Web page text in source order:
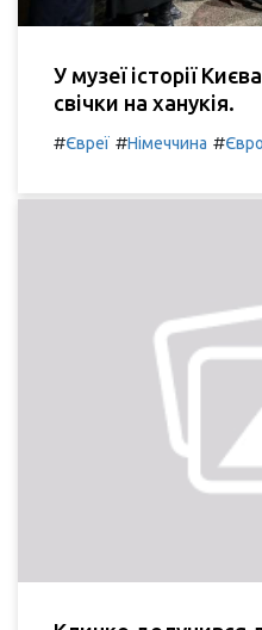
У музеї історії
свічки на ханукія.
#Євреї #Німеччина #